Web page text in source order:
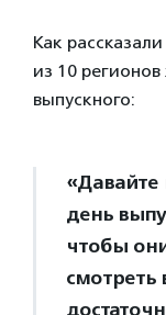
Как
из 10
выпускного:
«Давайте
день
чтобы